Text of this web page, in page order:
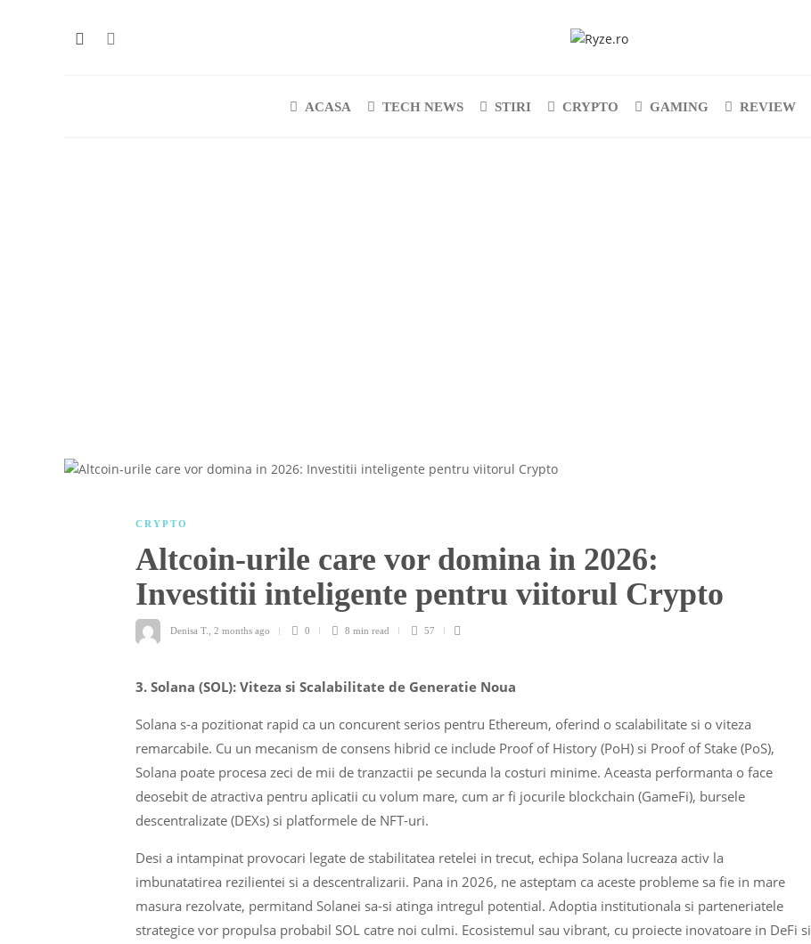
ACASA TECH NEWS STIRI CRYPTO GAMING REVIEW
CRYPTO
Altcoin-urile care vor domina in 2026:
Investitii inteligente pentru viitorul Crypto
Denisa T. 2 months ago 0 8 min read 57
3. Solana (SOL): Viteza si Scalabilitate de Generatie Noua
Solana s-a pozitionat rapid ca un concurent serios pentru Ethereum, oferind o scalabilitate si o viteza
remarcabile. Cu un mecanism de consens hibrid ce include Proof of History (PoH) si Proof of Stake (PoS),
Solana poate procesa zeci de mii de tranzactii pe secunda la costuri minime. Aceasta performanta o face
deosebit de atractiva pentru aplicatii cu volum mare, cum ar fi jocurile blockchain (GameFi), bursele
descentralizate (DEXs) si platformele de NFT-uri.
Desi a intampinat provocari legate de stabilitatea retelei in trecut, echipa Solana lucreaza activ la
imbunatatirea rezilientei si a descentralizarii. Pana in 2026, ne asteptam ca aceste probleme sa fie in mare
masura rezolvate, permitand Solanei sa-si atinga intregul potential. Adoptia institutionala si parteneriatele
strategice vor propulsa probabil SOL catre noi culmi. Ecosistemul sau vibrant, cu proiecte inovatoare in DeFi si